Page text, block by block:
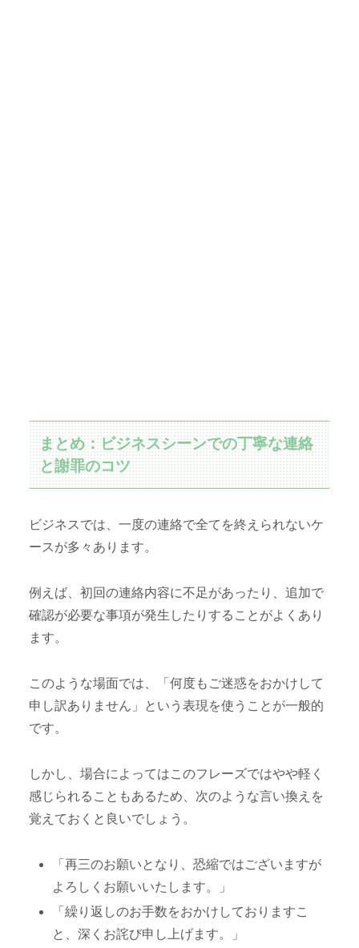
まとめ：ビジネスシーンでの丁寧な連絡
と謝罪のコツ
ビジネスでは、一度の連絡で全てを終えられないケ
ースが多々あります。
例えば、初回の連絡内容に不足があったり、追加で
確認が必要な事項が発生したりすることがよくあり
ます。
このような場面では、「何度もご迷惑をおかけして
申し訳ありません」という表現を使うことが一般的
です。
しかし、場合によってはこのフレーズではやや軽く
感じられることもあるため、次のような言い換えを
覚えておくと良いでしょう。
「再三のお願いとなり、恐縮ではございますが
よろしくお願いいたします。」
「繰り返しのお手数をおかけしておりますこ
と、深くお詫び申し上げます。」